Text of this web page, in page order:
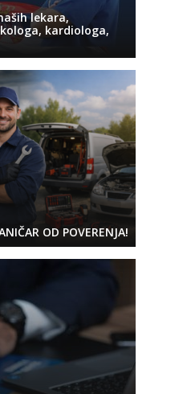
lekara,
kardiologa,
OD POVERENJA!